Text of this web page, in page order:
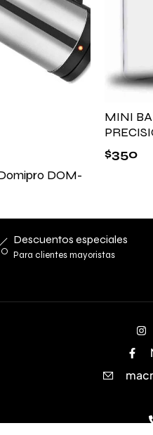
DOM-
MINI
$350
Descuentos especiales
Para clientes mayoristas